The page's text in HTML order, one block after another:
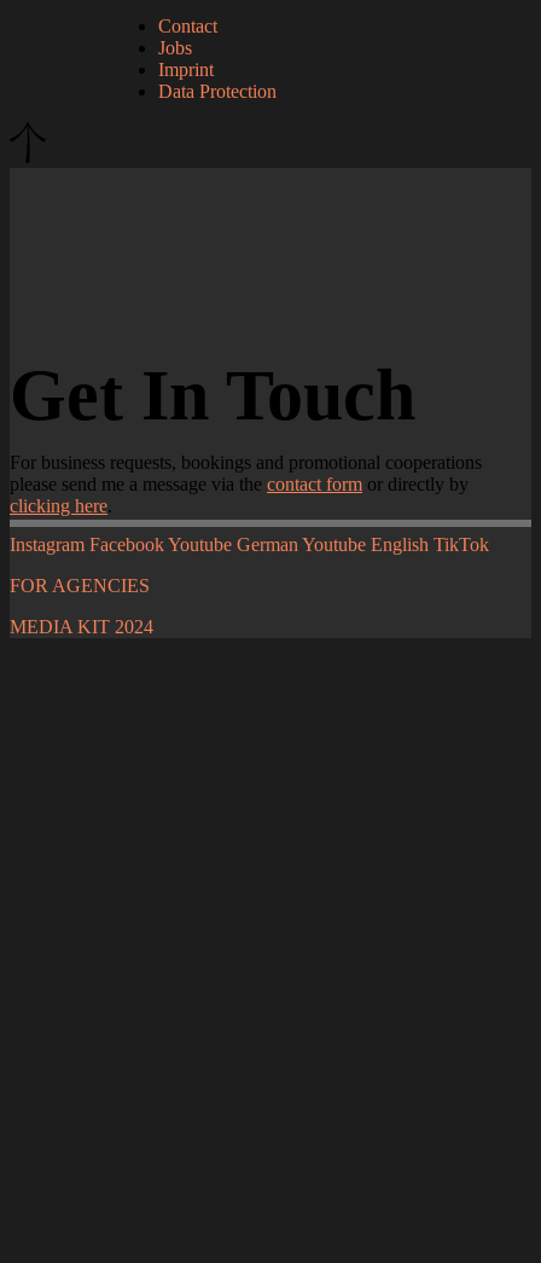
Contact
Jobs
Imprint
Data Protection
Get In Touch
For business requests, bookings and promotional cooperations
please send me a message via the contact form or directly by
clicking here.
Instagram FacebookYoutube German Youtube English TikTok
FOR AGENCIES
MEDIA KIT 2024